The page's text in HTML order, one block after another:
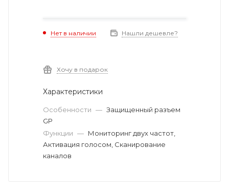
Нет в наличии Нашли дешевле?
Хочу в подарок
Характеристики
Особенности — Защищенный разъем
GP
Функции — Мониторинг двух частот,
Активация голосом, Сканирование
каналов